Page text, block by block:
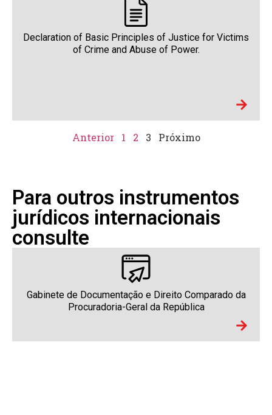
Declaration of Basic Principles of Justice for Victims
of Crime and Abuse of Power.
Anterior 1 2 3 Próximo
Para outros instrumentos
jurídicos internacionais
consulte
Gabinete de Documentação e Direito Comparado da
Procuradoria-Geral da República